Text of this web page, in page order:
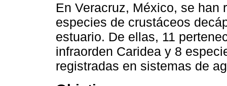
En Veracruz, México, se han
especies de crustáceos
estuario. De ellas, 11
infraorden Caridea y 8
registradas en sistemas de